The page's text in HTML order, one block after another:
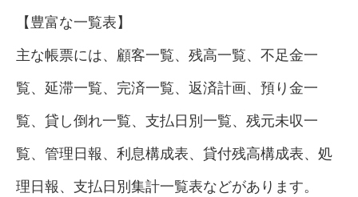
【豊富な一覧表】
主な帳票には、顧客一覧、残高一覧、不足金一
覧、延滞一覧、完済一覧、返済計画、預り金一
覧、貸し倒れ一覧、支払日別一覧、残元未収一
覧、管理日報、利息構成表、貸付残高構成表、処
理日報、支払日別集計一覧表などがあります。